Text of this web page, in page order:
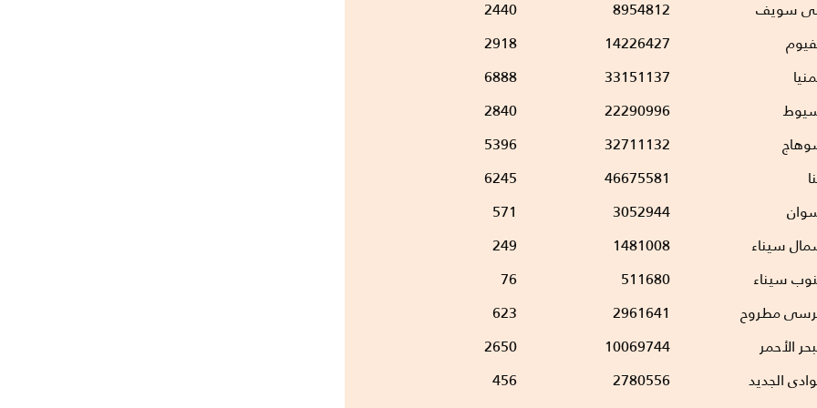
سويف
8954812
2440
14226427
2918
33151137
6888
22290996
2840
32711132
5396
46675581
6245
3052944
571
سيناء
1481008
249
سيناء
511680
76
مطروح
2961641
623
الأحمر
10069744
2650
الجديد
2780556
456